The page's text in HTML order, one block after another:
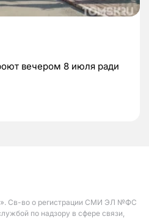
вечером 8 июля ради
Св-во о регистрации СМИ ЭЛ №ФС
по надзору в сфере связи,